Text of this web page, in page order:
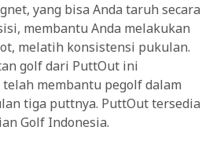
yang bisa Anda taruh secara
membantu Anda melakukan
melatih konsistensi pukulan.
golf dari PuttOut ini
membantu pegolf dalam
tiga puttnya. PuttOut tersedia
Golf Indonesia.